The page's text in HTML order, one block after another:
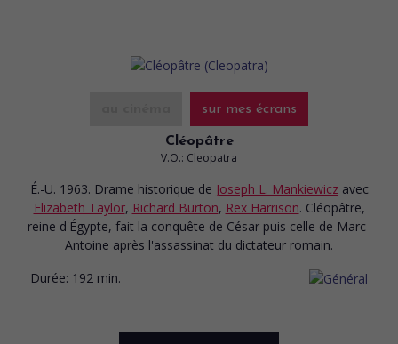
sur mes écrans
Cléopâtre
V.O.: Cleopatra
É.-U. 1963. Drame historique de Joseph L. Mankiewicz avec
Elizabeth Taylor, Richard Burton, Rex Harrison. Cléopâtre,
reine d'Égypte, fait la conquête de César puis celle de Marc-
Antoine après l'assassinat du dictateur romain.
Durée: 192 min.